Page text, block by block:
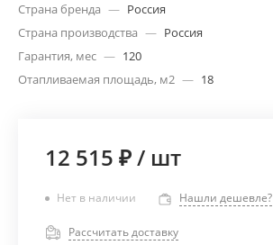
Страна бренда — Россия
Страна производства — Россия
Гарантия, мес — 120
Отапливаемая площадь, м2 — 18
12 515 ₽/ шт
Нет в наличии Нашли дешевле?
Рассчитать доставку